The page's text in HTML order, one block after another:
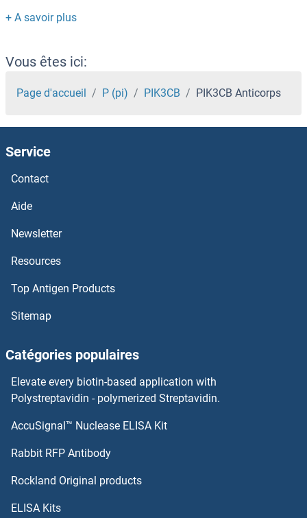
PIH1D2 Anticorps
PIH1D1 Anticorps
PIGZ Anticorps
PIGY Anticorps
PIGX Anticorps
PIGV Anticorps
PIGU Anticorps
PIGT Anticorps
PIGR Anticorps
PIGQ Anticorps
PIGP Anticorps
Vous êtes ici:
Page d'accueil P (pi) PIK3CB PIK3CB Anticorps
Service
Contact
Aide
Newsletter
Resources
Top Antigen Products
Sitemap
Catégories populaires
Elevate every biotin-based application with
Polystreptavidin - polymerized Streptavidin.
AccuSignal™ Nuclease ELISA Kit
Rabbit RFP Antibody
Rockland Original products
ELISA Kits